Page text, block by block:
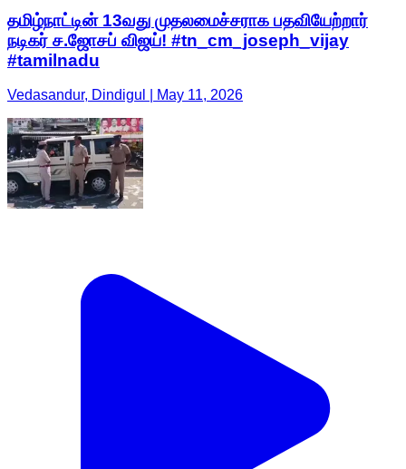
தமிழ்நாட்டின் 13வது முதலமைச்சராக பதவியேற்றார்
நடிகர் ச.ஜோசப் விஜய்! #tn_cm_joseph_vijay
#tamilnadu
Vedasandur, Dindigul | May 11, 2026